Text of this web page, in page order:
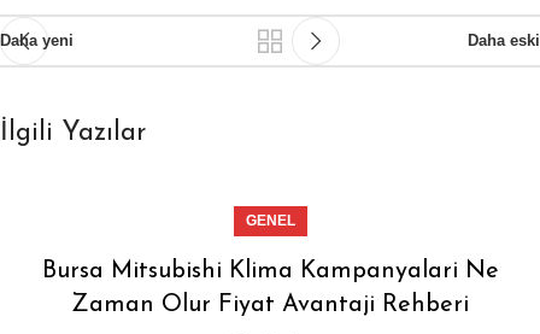
Daha yeni Daha eski
İlgili Yazılar
GENEL
Bursa Mitsubishi Klima Kampanyalari Ne
Zaman Olur Fiyat Avantaji Rehberi